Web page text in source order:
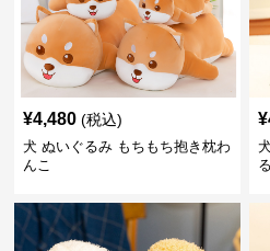
¥4,480 (税込)
犬 ぬいぐるみ もちもち抱き枕わ
んこ
¥